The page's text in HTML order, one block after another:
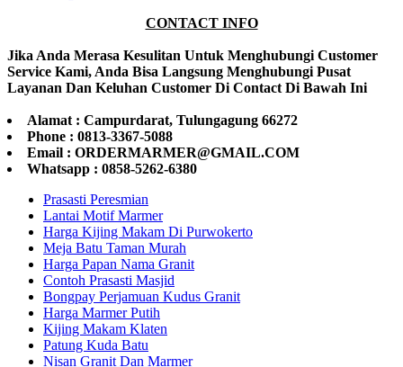
CONTACT INFO
Jika Anda Merasa Kesulitan Untuk Menghubungi Customer
Service Kami, Anda Bisa Langsung Menghubungi Pusat
Layanan Dan Keluhan Customer Di Contact Di Bawah Ini
Alamat : Campurdarat, Tulungagung 66272
Phone : 0813-3367-5088
Email : ORDERMARMER@GMAIL.COM
Whatsapp : 0858-5262-6380
Prasasti Peresmian
Lantai Motif Marmer
Harga Kijing Makam Di Purwokerto
Meja Batu Taman Murah
Harga Papan Nama Granit
Contoh Prasasti Masjid
Bongpay Perjamuan Kudus Granit
Harga Marmer Putih
Kijing Makam Klaten
Patung Kuda Batu
Nisan Granit Dan Marmer